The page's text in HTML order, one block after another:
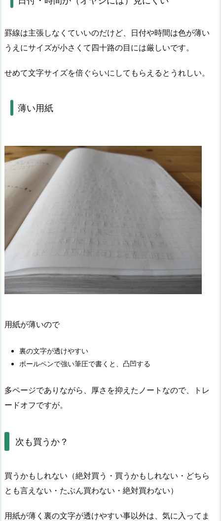
罫線は主張しなくていいのだけど、日付や時間は色が薄い
うえにサイズが小さくて四十路の目には厳しいです。
せめて文字サイズを倍ぐらいにしてもらえるとうれしい。
薄い用紙
用紙が薄いので
裏の文字が透けやすい
ボールペンで強い筆圧で書くと、凸凹する
多ページでありながら、厚さを抑えたノートなので、トレ
ードオフですが。
次も買うか？
買うかもしれない（絶対買う・買うかもしれない・どちら
とも言えない・たぶん買わない・絶対買わない）
用紙が薄く裏の文字が透けやすい事以外は、気に入ってま